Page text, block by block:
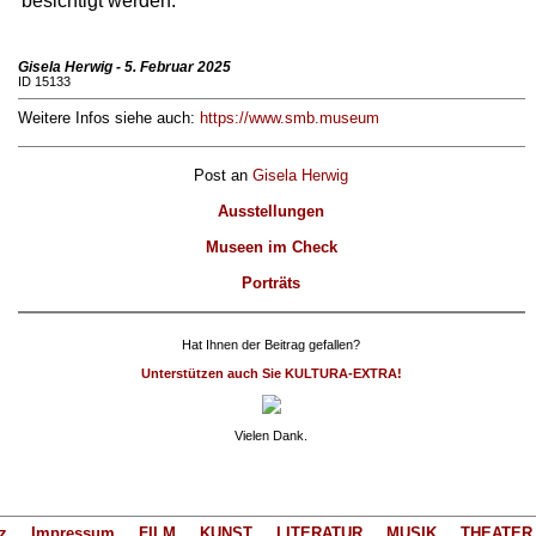
Gisela Herwig - 5. Februar 2025
ID 15133
Weitere Infos siehe auch: https://www.smb.museum
Post an Gisela Herwig
Ausstellungen
Museen im Check
Porträts
Hat Ihnen der Beitrag gefallen?
Unterstützen auch Sie KULTURA-EXTRA!
Vielen Dank.